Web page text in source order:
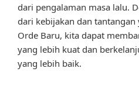
dari pengalaman masa lalu.
dari kebijakan dan
Orde Baru, kita dapat
yang lebih kuat dan
yang lebih baik.